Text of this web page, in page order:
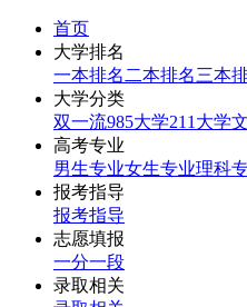
首页
大学排名
一本排名 二本排名三本
大学分类
双一流985大学211大学
高考专业
男生专业女生专业理科
报考指导
报考指导
志愿填报
一分一段
录取相关